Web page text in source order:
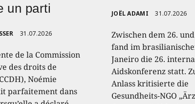
un parti
31.07.2026
de la Commission
des droits de
Noémie
parfaitement dans
JOËL ADAMI 31.07.2026
Zwischen dem 26.
fand im
Janeiro die 26.
Aidskonferenz statt.
Anlass kritisierte die
Gesundheits-NGO